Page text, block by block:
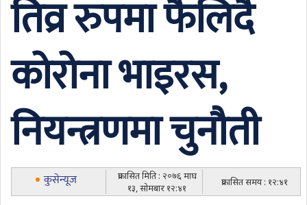
तिव्र रुपमा फैलिदै
कोरोना भाइरस,
नियन्त्रणमा चुनौती
कुसेन्यूज
प्रकासित मिति : २०७६ माघ
१३, सोमबार १२:४१
प्रकासित समय : १२:४१